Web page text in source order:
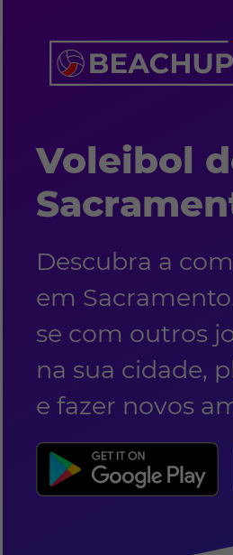
Voleibol
Descubra a
em
se com outros
na sua cidade,
e fazer novos